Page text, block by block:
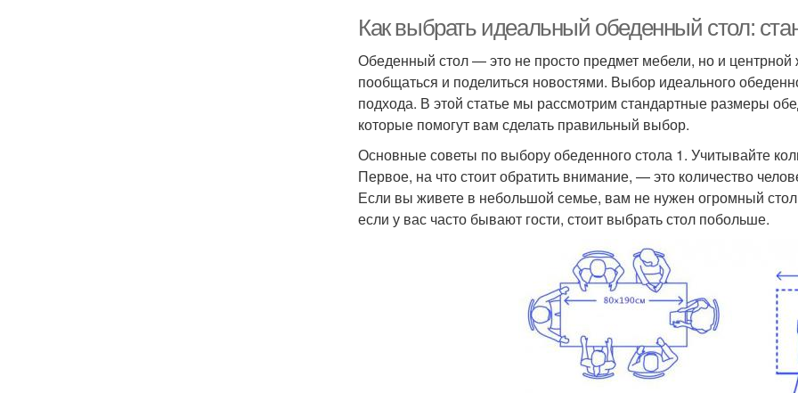
Как выбрать идеальный обеденный стол:
Обеденный стол — это не просто предмет мебели, но и центрной
пообщаться и поделиться новостями. Выбор идеального
подхода. В этой статье мы рассмотрим стандартные размеры
которые помогут вам сделать правильный выбор.
Основные советы по выбору обеденного стола 1. Учитывайте
Первое, на что стоит обратить внимание, — это количество
Если вы живете в небольшой семье, вам не нужен огромный
если у вас часто бывают гости, стоит выбрать стол побольше.